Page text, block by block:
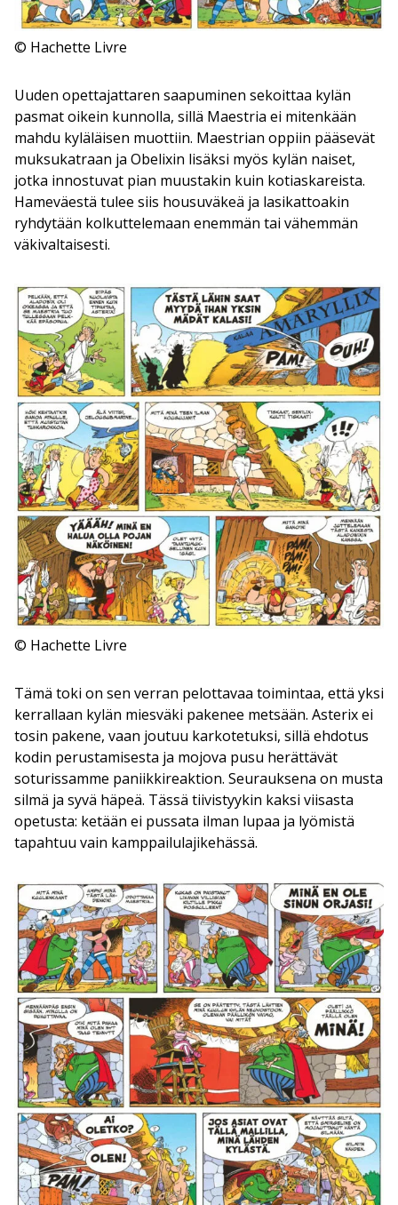
© Hachette Livre
Uuden opettajattaren saapuminen sekoittaa kylän
pasmat oikein kunnolla, sillä Maestria ei mitenkään
mahdu kyläläisen muottiin. Maestrian oppiin pääsevät
muksukatraan ja Obelixin lisäksi myös kylän naiset,
jotka innostuvat pian muustakin kuin kotiaskareista.
Hameväestä tulee siis housuväkeä ja lasikattoakin
ryhdytään kolkuttelemaan enemmän tai vähemmän
väkivaltaisesti.
© Hachette Livre
Tämä toki on sen verran pelottavaa toimintaa, että yksi
kerrallaan kylän miesväki pakenee metsään. Asterix ei
tosin pakene, vaan joutuu karkotetuksi, sillä ehdotus
kodin perustamisesta ja mojova pusu herättävät
soturissamme paniikkireaktion. Seurauksena on musta
silmä ja syvä häpeä. Tässä tiivistyykin kaksi viisasta
opetusta: ketään ei pussata ilman lupaa ja lyömistä
tapahtuu vain kamppailulajikehässä.